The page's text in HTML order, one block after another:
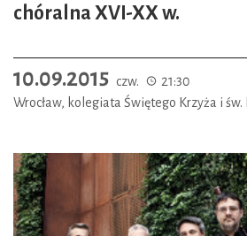
chóralna XVI-XX w.
10.09.2015 czw.
21:30
Wrocław, kolegiata Świętego Krzyża i św.